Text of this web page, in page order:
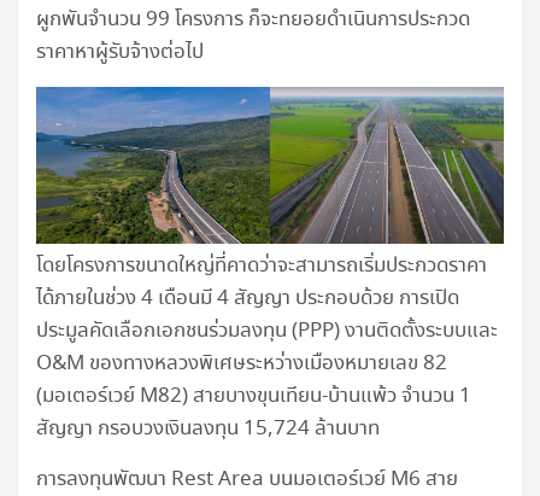
ผูกพันจำนวน 99 โครงการ ก็จะทยอยดำเนินการประกวด
ราคาหาผู้รับจ้างต่อไป
โดยโครงการขนาดใหญ่ที่คาดว่าจะสามารถเริ่มประกวดราคา
ได้ภายในช่วง 4 เดือนมี 4 สัญญา ประกอบด้วย การเปิด
ประมูลคัดเลือกเอกชนร่วมลงทุน (PPP) งานติดตั้งระบบและ
O&M ของทางหลวงพิเศษระหว่างเมืองหมายเลข 82
(มอเตอร์เวย์ M82) สายบางขุนเทียน-บ้านแพ้ว จำนวน 1
สัญญา กรอบวงเงินลงทุน 15,724 ล้านบาท
การลงทุนพัฒนา Rest Area บนมอเตอร์เวย์ M6 สาย